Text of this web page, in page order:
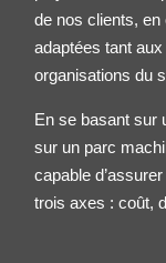
de nos clients,
adaptées tant
organisations du
En se basant sur
sur un parc
capable
trois axes : coût,